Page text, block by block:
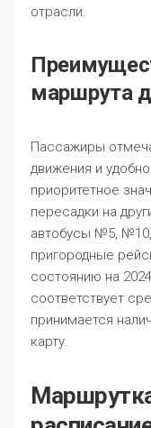
отрасли.
маршрута
Пассажиры
движения и
приоритетное
пересадки на
автобусы №5,
пригородные
состоянию на
соответствует
принимается
карту.